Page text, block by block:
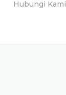
Hubungi Kami